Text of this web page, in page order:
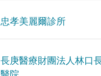
忠孝美麗爾診所
長庚醫療財團法人林口